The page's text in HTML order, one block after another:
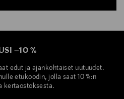
–10 %
edut ja ajankohtaiset uutuudet.
etukoodin, jolla saat 10 %:n
kertaostoksesta.